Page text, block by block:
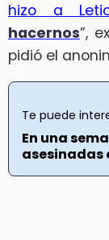
hizo a
hacernos”,
pidió el
Te puede
En una
asesinadas